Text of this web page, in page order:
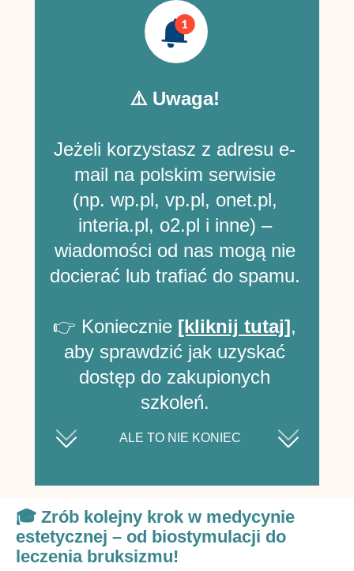
⚠️ Uwaga!
Jeżeli korzystasz z adresu e-
mail na polskim serwisie
(np. wp.pl, vp.pl, onet.pl,
interia.pl, o2.pl i inne) –
wiadomości od nas mogą nie
docierać lub trafiać do spamu.
👉 Koniecznie [kliknij tutaj],
aby sprawdzić jak uzyskać
dostęp do zakupionych
szkoleń.
ALE TO NIE KONIEC
🎓 Zrób kolejny krok w medycynie
estetycznej – od biostymulacji do
leczenia bruksizmu!